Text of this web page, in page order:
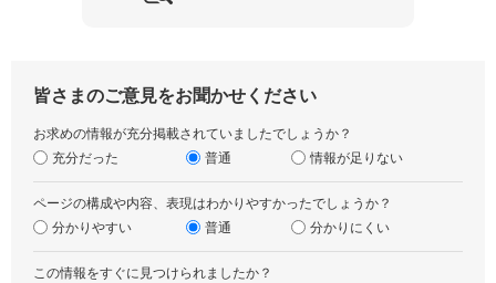
皆さまのご意見をお聞かせください
お求めの情報が充分掲載されていましたでしょうか？
充分だった
普通 情報が足りない
ページの構成や内容、表現はわかりやすかったでしょうか？
分かりやすい
普通 分かりにくい
この情報をすぐに見つけられましたか？